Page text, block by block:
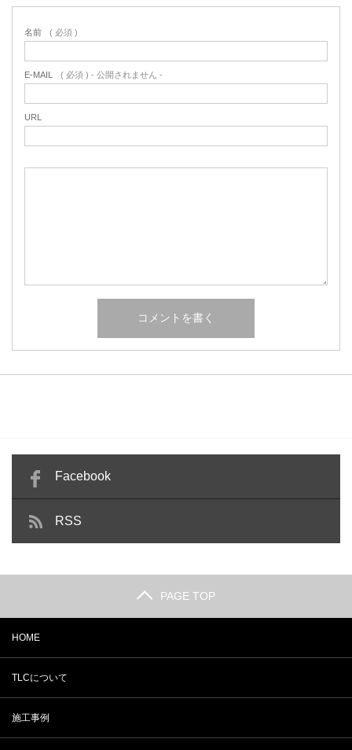
名前 ( 必須 )
E-MAIL ( 必須 ) - 公開されません -
URL
Facebook
RSS
PAGE TOP
HOME
TLCについて
施工事例